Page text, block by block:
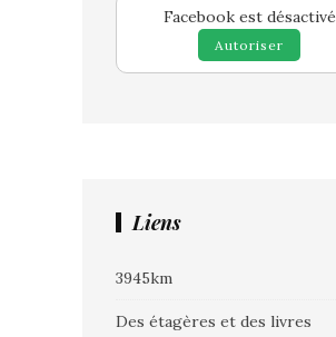
Facebook est désactivé
Autoriser
Liens
3945km
Des étagères et des livres